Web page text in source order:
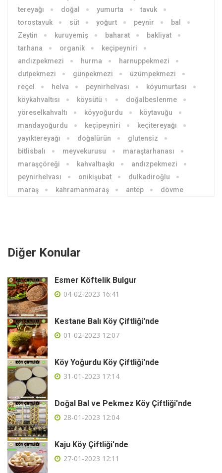
tereyağı
doğal yumurta
tavuk
torostavuk
süt yoğurt peynir
bal
Zeytin
kuruyemiş baharat
bakliyat
tarhana
organik
keçipeyniri
andızpekmezi
hurma
harnuppekmezi
dutpekmezi
günpekmezi
üzümpekmezi
reçel
helva peynirhelvası
köyumurtası
köykahvaltısı
köysütü ♀
doğalbeslenme
yöreselkahvaltı
köyyoğurdu
köytavuğu
mandayoğurdu
keçipeyniri
keçitereyağı
yayıktereyağı
doğalürün
glutensiz
bitlisbalı
meyvekurusu
maraştarhanası
maraşçöreği
kahvaltıaşkı
andızpekmezi
peynirhelvası
onikişubat
dulkadiroğlu
maraş
kahramanmaraş antep dövme
Diğer Konular
Esmer Köftelik Bulgur
04-02-2023 16:41
Kestane Balı Köy Çiftliği'nde
01-02-2023 12:07
Köy Yoğurdu Köy Çiftliği'nde
31-01-2023 17:14
Doğal Bal ve Pekmez Köy Çiftliği'nde
28-01-2023 12:04
Kaju Köy Çiftliği'nde
27-01-2023 12:11